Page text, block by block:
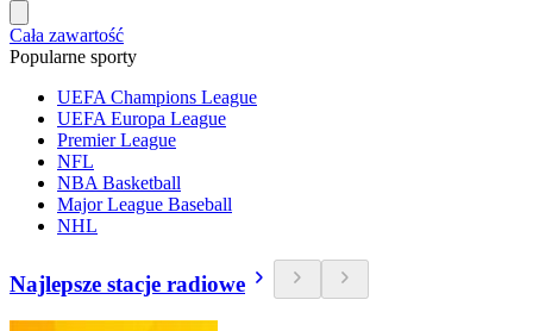
Cała zawartość
Popularne sporty
UEFA Champions League
UEFA Europa League
Premier League
NFL
NBA Basketball
Major League Baseball
NHL
Najlepsze stacje radiowe